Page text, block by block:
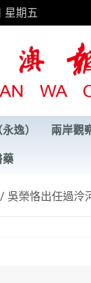
星期五
逸） 兩岸觀
藥
吳榮恪出任過泠